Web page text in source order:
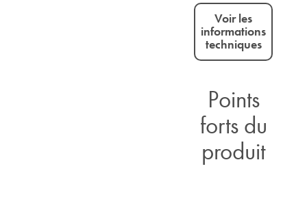
Voir les
informations
techniques
Points
forts du
produit